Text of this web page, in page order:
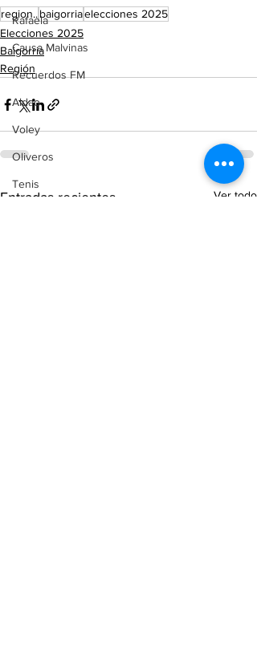
Rafaela
Causa Malvinas
Recuerdos FM
Aldao
Voley
Oliveros
Tenis
region..baigorriaelecciones 2025
Elecciones 2025
Baigorria
Región
Entradas recientes Ver todo